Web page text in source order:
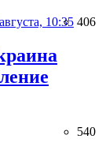
10:35 406
540